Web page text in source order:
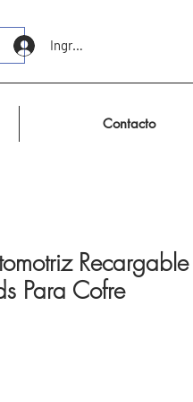
Ingresar
Contacto
Recargable
Para Cofre